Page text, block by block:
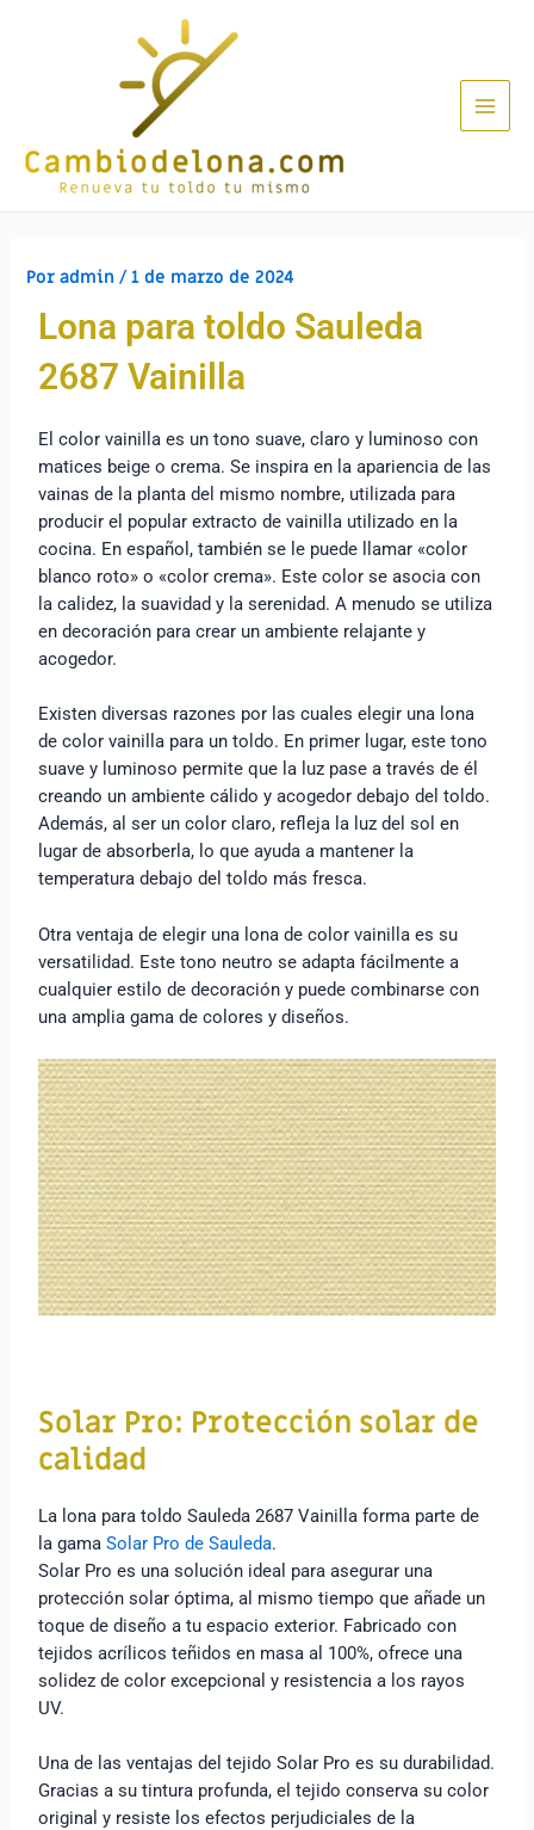
Poradmin/1 de marzo de 2024
Lona para toldo Sauleda
2687 Vainilla
El color vainilla es un tono suave, claro y luminoso con
matices beige o crema. Se inspira en la apariencia de las
vainas de la planta del mismo nombre, utilizada para
producir el popular extracto de vainilla utilizado en la
cocina. En español, también se le puede llamar «color
blanco roto» o «color crema». Este color se asocia con
la calidez, la suavidad y la serenidad. A menudo se utiliza
en decoración para crear un ambiente relajante y
acogedor.
Existen diversas razones por las cuales elegir una lona
de color vainilla para un toldo. En primer lugar, este tono
suave y luminoso permite que la luz pase a través de él
creando un ambiente cálido y acogedor debajo del toldo.
Además, al ser un color claro, refleja la luz del sol en
lugar de absorberla, lo que ayuda a mantener la
temperatura debajo del toldo más fresca.
Otra ventaja de elegir una lona de color vainilla es su
versatilidad. Este tono neutro se adapta fácilmente a
cualquier estilo de decoración y puede combinarse con
una amplia gama de colores y diseños.
Solar Pro: Protección solar de
calidad
La lona para toldo Sauleda 2687 Vainilla forma parte de
la gamaSolar Pro de Sauleda.
Solar Pro es una solución ideal para asegurar una
protección solar óptima, al mismo tiempo que añade un
toque de diseño a tu espacio exterior. Fabricado con
tejidos acrílicos teñidos en masa al 100%, ofrece una
solidez de color excepcional y resistencia a los rayos
UV.
Una de las ventajas del tejido Solar Pro es su durabilidad.
Gracias a su tintura profunda, el tejido conserva su color
original y resiste los efectos perjudiciales de la